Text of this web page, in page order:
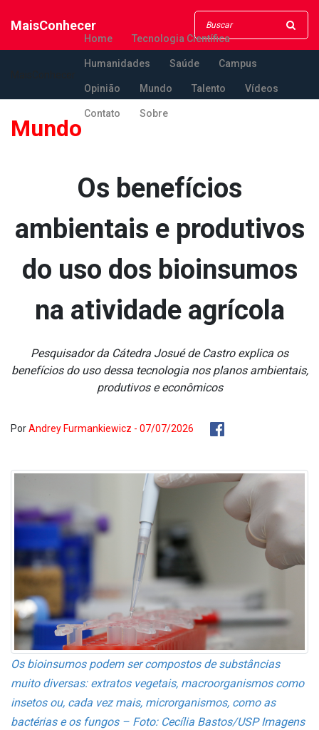
MaisConhecer
Home Tecnologia Científica
Humanidades Saúde Campus
Opinião Mundo Talento Vídeos
Contato Sobre
Mundo
Os benefícios
ambientais e produtivos
do uso dos bioinsumos
na atividade agrícola
Pesquisador da Cátedra Josué de Castro explica os
benefícios do uso dessa tecnologia nos planos ambientais,
produtivos e econômicos
PorAndrey Furmankiewicz - 07/07/2026
Os bioinsumos podem ser compostos de substâncias
muito diversas: extratos vegetais, macroorganismos como
insetos ou, cada vez mais, microrganismos, como as
bactérias e os fungos – Foto: Cecília Bastos/USP Imagens